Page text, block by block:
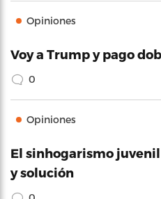
Opiniones
Voy a Trump y pago
0
Opiniones
El sinhogarismo
y solución